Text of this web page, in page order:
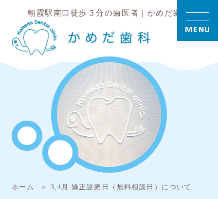
朝霞駅南口徒歩３分の歯医者｜かめだ歯科
ホーム 3,4月 矯正診療日（無料相談日）について
MENU